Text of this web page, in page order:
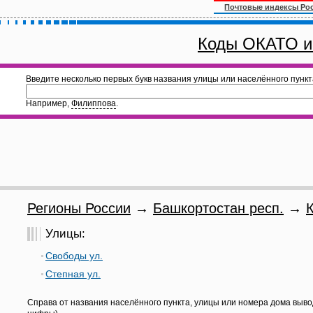
Почтовые индексы
Коды ОКАТО
Введите несколько первых букв названия улицы или населённого
Например, Филиппова.
Регионы России → Башкортостан респ. →
Улицы:
Свободы ул.
Степная ул.
Справа от названия населённого пункта, улицы или номера дома